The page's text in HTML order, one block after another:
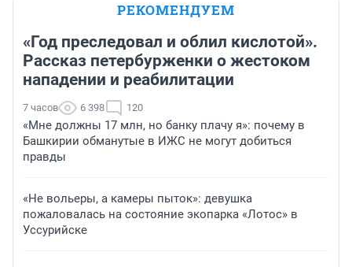
РЕКОМЕНДУЕМ
«Год преследовал и облил кислотой».
Рассказ петербурженки о жестоком
нападении и реабилитации
7 часов 6 398 120
«Мне должны 17 млн, но банку плачу я»: почему в
Башкирии обманутые в ИЖС не могут добиться
правды
«Не вольеры, а камеры пыток»: девушка
пожаловалась на состояние экопарка «Лотос» в
Уссурийске